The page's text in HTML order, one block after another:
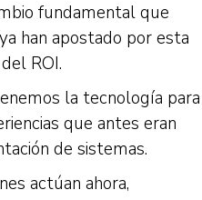
fundamental que
han apostado por esta
ROI.
la tecnología para
que antes eran
de sistemas.
actúan ahora,